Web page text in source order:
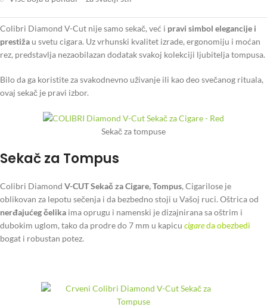
Colibri Diamond V-Cut nije samo sekač, već i pravi simbol elegancije i
prestiža u svetu cigara. Uz vrhunski kvalitet izrade, ergonomiju i moćan
rez, predstavlja nezaobilazan dodatak svakoj kolekciji ljubitelja tompusa.
Bilo da ga koristite za svakodnevno uživanje ili kao deo svečanog rituala,
ovaj sekač je pravi izbor.
Sekač za tompuse
Sekač za Tompus
Colibri Diamond V-CUT Sekač za Cigare, Tompus, Cigarilose je
oblikovan za lepotu sečenja i da bezbedno stoji u Vašoj ruci. Oštrica od
nerđajućeg čelika ima oprugu i namenski je dizajnirana sa oštrim i
dubokim uglom, tako da prodre do 7 mm u kapicu cigareda obezbedi
bogat i robustan potez.